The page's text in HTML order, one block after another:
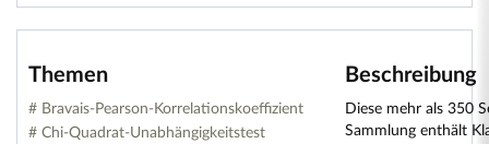
Themen
# Bravais-Pearson-Korrelationskoeffizient
# Chi-Quadrat-Unabhängigkeitstest
Beschreibung
Diese mehr als 350
Sammlung enthält